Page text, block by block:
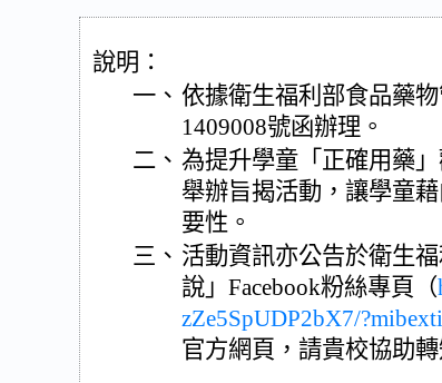
說明：
一、 依據衛生福利部食品藥
1409008號函辦理。
二、 為提升學童「正確用藥
舉辦旨揭活動，讓學童
要性。
三、 活動資訊亦公告於衛生
說」Facebook粉絲專頁（
zZe5SpUDP2bX7/
官方網頁，請貴校協助